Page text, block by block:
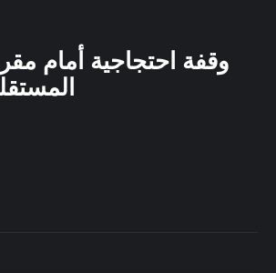
وقفة احتجاجية أمام مقر